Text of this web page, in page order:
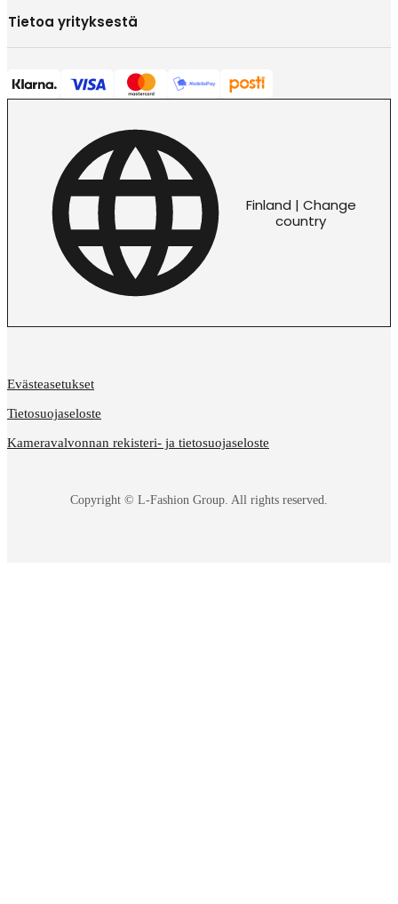
Tietoa yrityksestä
Finland | Change
country
Copyright © L-Fashion Group. All rights reserved.
Evästeasetukset
Tietosuojaseloste
Kameravalvonnan rekisteri- ja tietosuojaseloste